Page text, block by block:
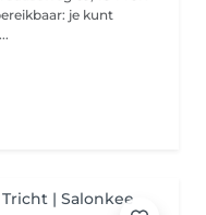
je kunt